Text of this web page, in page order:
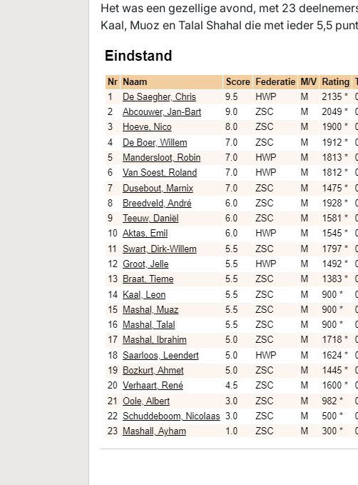
Het was een gezellige avond, met 23
Kaal, Muoz en Talal Shahal die met ieder 5,5